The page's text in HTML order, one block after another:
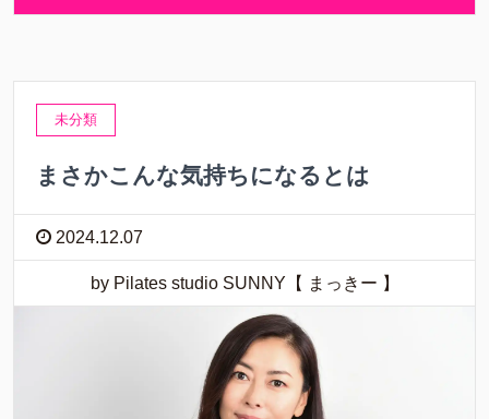
未分類
まさかこんな気持ちになるとは
2024.12.07
by Pilates studio SUNNY【 まっきー 】